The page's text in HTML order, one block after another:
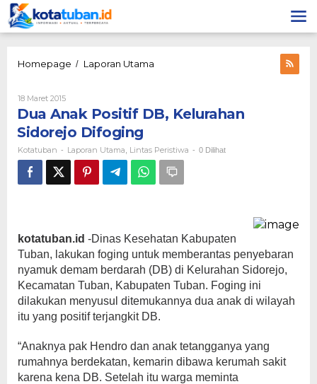
Lewati
ke
konten
Homepage / Laporan Utama
Kelurahan
18 Maret 2015Oleh
Kotatuban
Dua Anak Positif DB, Kelurahan
Sidorejo Difoging
Kotatuban - Laporan Utama Lintas Peristiwa - 0 Dilihat
kotatuban.id -Dinas Kesehatan Kabupaten
Tuban, lakukan foging untuk memberantas penyebaran
nyamuk demam berdarah (DB) di Kelurahan Sidorejo,
Kecamatan Tuban, Kabupaten Tuban. Foging ini
dilakukan menyusul ditemukannya dua anak di wilayah
itu yang positif terjangkit DB.
“Anaknya pak Hendro dan anak tetangganya yang
rumahnya berdekatan, kemarin dibawa kerumah sakit
karena kena DB. Setelah itu warga meminta